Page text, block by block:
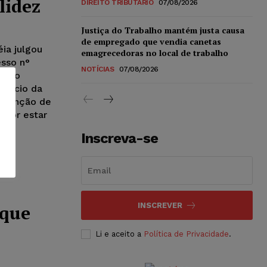
julgou
n°
da
função de
por estar
DIREITO TRIBUTÁRIO 07/08/2026
Justiça do Trabalho mantém justa causa
de empregado que vendia canetas
emagrecedoras no local de trabalho
NOTÍCIAS 07/08/2026
Inscreva-se
INSCREVER
Li e aceito a Política de Privacidade.